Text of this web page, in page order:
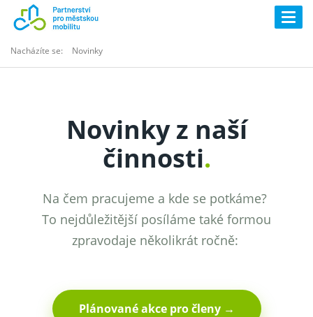
Nacházíte se: Novinky
Novinky z naší
činnosti.
Na čem pracujeme a kde se potkáme?
To nejdůležitější posíláme také formou
zpravodaje několikrát ročně:
Plánované akce pro členy →